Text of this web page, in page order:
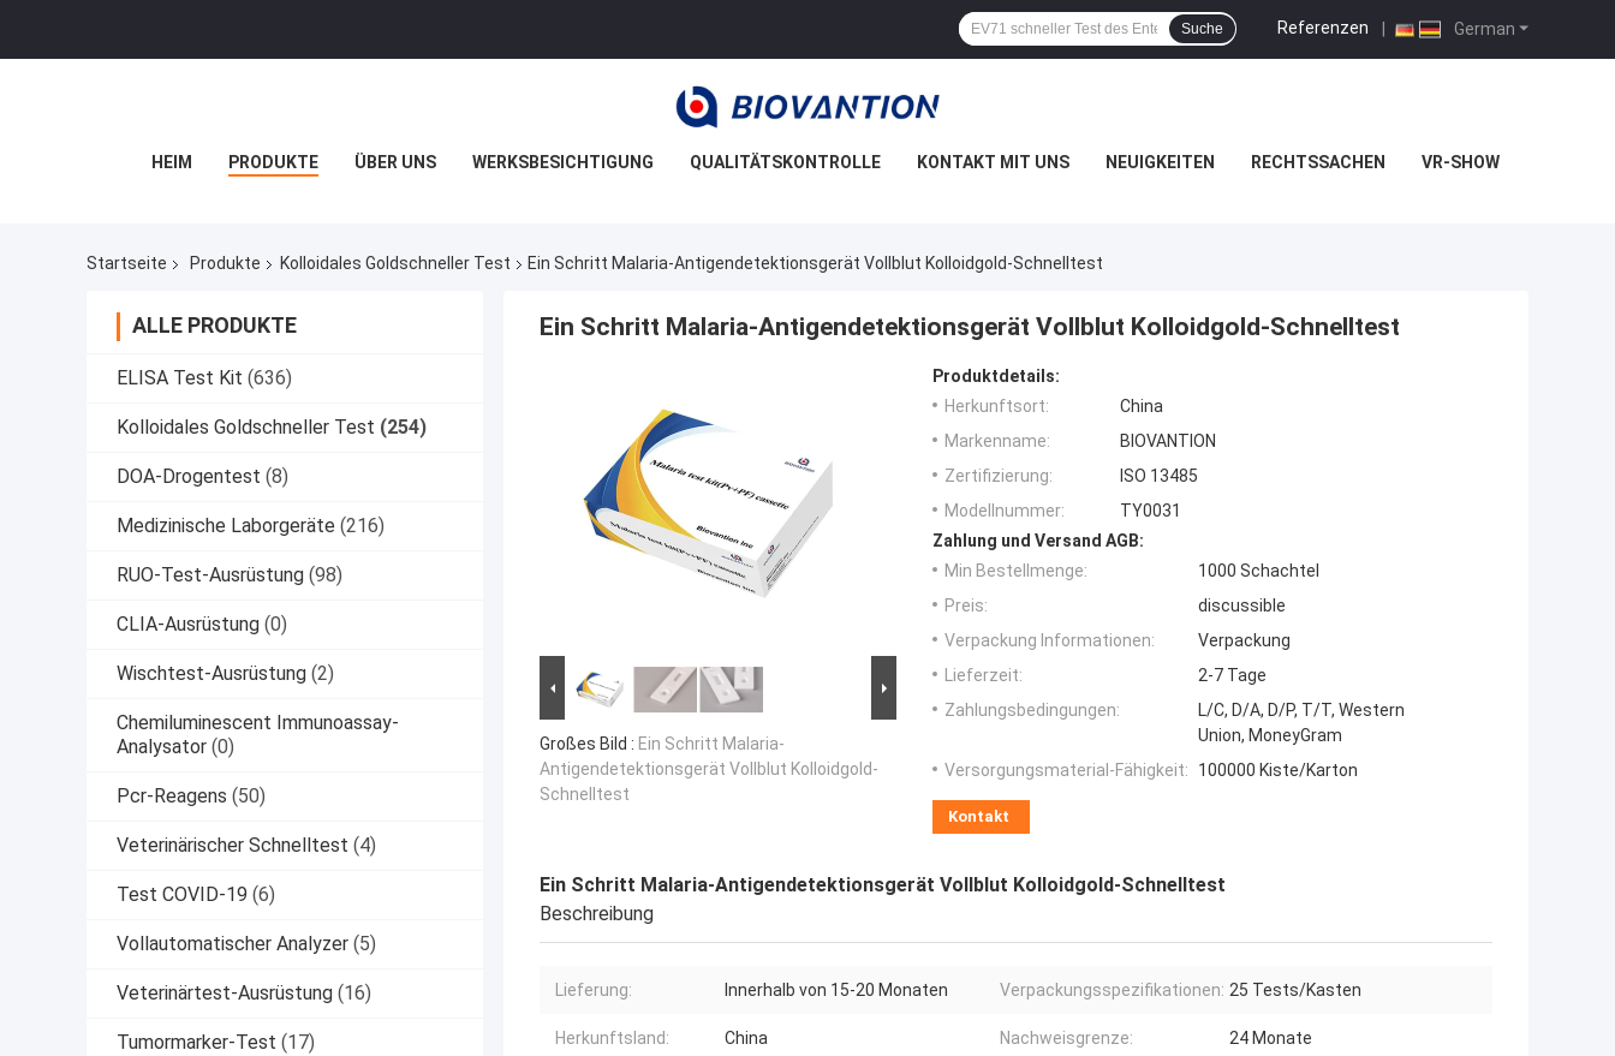
German
Referenzen |
Suche
HEIM PRODUKTE ÜBER UNS WERKSBESICHTIGUNG QUALITÄTSKONTROLLE KONTAKT MIT UNS NEUIGKEITEN RECHTSSACHEN VR-SHOW
Startseite Produkte Kolloidales Goldschneller Test Ein Schritt Malaria-Antigendetektionsgerät Vollblut Kolloidgold-Schnelltest
ALLE PRODUKTE
ELISA Test Kit (636)
Kolloidales Goldschneller Test (254)
DOA-Drogentest (8)
Medizinische Laborgeräte (216)
RUO-Test-Ausrüstung (98)
CLIA-Ausrüstung (0)
Wischtest-Ausrüstung (2)
Chemiluminescent Immunoassay-
Analysator (0)
Pcr-Reagens (50)
Veterinärischer Schnelltest (4)
Test COVID-19 (6)
Vollautomatischer Analyzer (5)
Veterinärtest-Ausrüstung (16)
Tumormarker-Test (17)
Ein Schritt Malaria-Antigendetektionsgerät Vollblut Kolloidgold-Schnelltest
Großes Bild : Ein Schritt Malaria-
Antigendetektionsgerät Vollblut Kolloidgold-
Schnelltest
Produktdetails:
Herkunftsort:
China
Markenname:
BIOVANTION
Zertifizierung:
ISO 13485
Modellnummer:
TY0031
Zahlung und Versand AGB:
Min Bestellmenge:
1000 Schachtel
Preis:
discussible
Verpackung Informationen:
Verpackung
Lieferzeit:
2-7 Tage
Zahlungsbedingungen:
L/C, D/A, D/P, T/T, Western
Union, MoneyGram
Versorgungsmaterial-Fähigkeit:
100000 Kiste/Karton
Kontakt
Ein Schritt Malaria-Antigendetektionsgerät Vollblut Kolloidgold-Schnelltest
Beschreibung
Lieferung: Innerhalb von 15-20 Monaten Verpackungsspezifikationen: 25 Tests/Kasten
Herkunftsland: China Nachweisgrenze: 24 Monate